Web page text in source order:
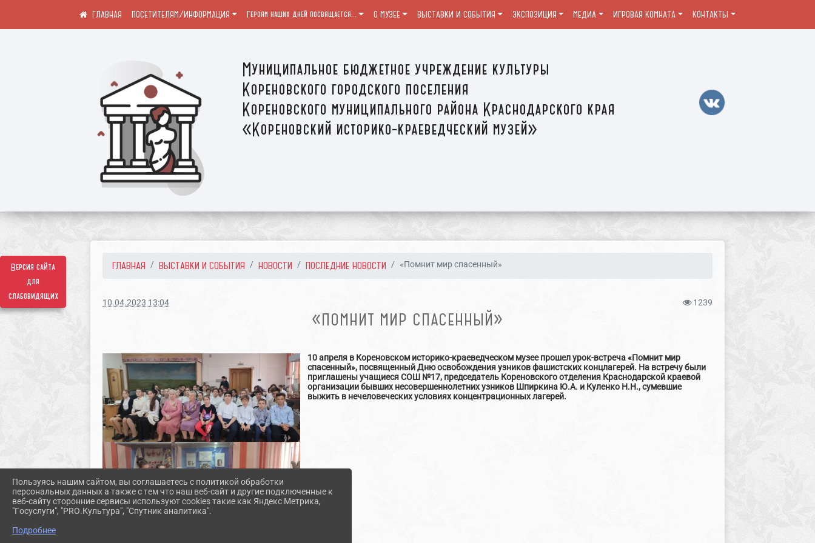
Версия сайта
для
слабовидящих
Муниципальное бюджетное учреждение культуры
Кореновского городского поселения
Кореновского муниципального района Краснодарского края
«Кореновский историко-краеведческий музей»
ПОСЕТИТЕЛЯМ/ИНФОРМАЦИЯ Героям наших дней посвящается... О МУЗЕЕ ВЫСТАВКИ И СОБЫТИЯ ЭКСПОЗИЦИЯ МЕДИА ИГРОВАЯ КОМНАТА КОНТАКТЫ
ГЛАВНАЯ ВЫСТАВКИ И СОБЫТИЯ НОВОСТИ ПОСЛЕДНИЕ НОВОСТИ «Помнит мир спасенный»
10.04.2023 13:04 1239
«ПОМНИТ МИР СПАСЕННЫЙ»
10 апреля в Кореновском историко-краеведческом музее прошел урок-встреча «Помнит мир
спасенный», посвященный Дню освобождения узников фашистских концлагерей. На встречу были
приглашены учащиеся СОШ №17, председатель Кореновского отделения Краснодарской краевой
организации бывших несовершеннолетних узников Шпиркина Ю.А. и Куленко Н.Н., сумевшие
выжить в нечеловеческих условиях концентрационных лагерей.
Пользуясь нашим сайтом, вы соглашаетесь с политикой обработки
персональных данных а также с тем что наш веб-сайт и другие подключенные к
веб-сайту сторонние сервисы используют cookies такие как Яндекс Метрика,
"Госуслуги", "PRO.Культура", "Спутник аналитика".
Подробнее